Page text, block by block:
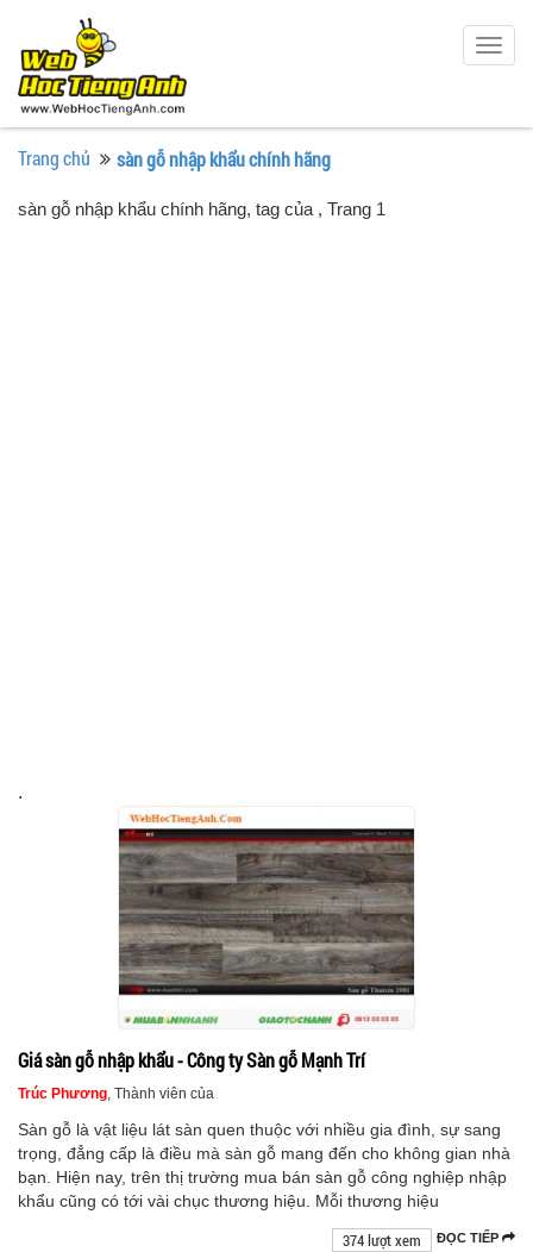
Trang chủ sàn gỗ nhập khẩu chính hãng
sàn gỗ nhập khẩu chính hãng, tag của , Trang 1
.
Giá sàn gỗ nhập khẩu - Công ty Sàn gỗ Mạnh Trí
Trúc Phương , Thành viên của
Sàn gỗ là vật liệu lát sàn quen thuộc với nhiều gia đình, sự sang
trọng, đẳng cấp là điều mà sàn gỗ mang đến cho không gian nhà
bạn. Hiện nay, trên thị trường mua bán sàn gỗ công nghiệp nhập
khẩu cũng có tới vài chục thương hiệu. Mỗi thương hiệu
ĐỌC TIẾP
374 lượt xem